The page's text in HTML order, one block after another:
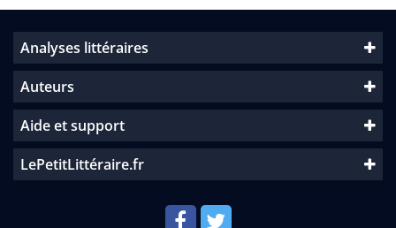
Analyses littéraires
Auteurs
Aide et support
LePetitLittéraire.fr